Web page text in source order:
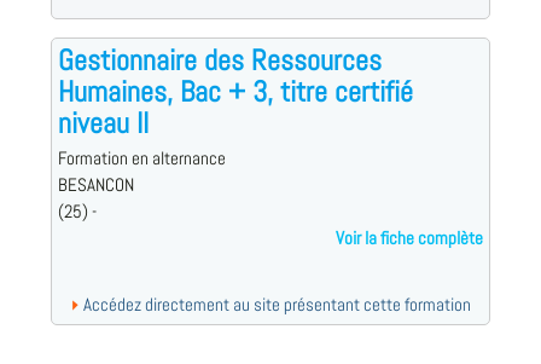
Gestionnaire des Ressources
Humaines, Bac + 3, titre certifié
niveau II
Formation en alternance
BESANCON
(25) -
Voir la fiche complète
Accédez directement au site présentant cette formation